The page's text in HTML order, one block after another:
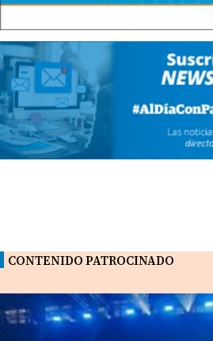
CONTENIDO PATROCINADO